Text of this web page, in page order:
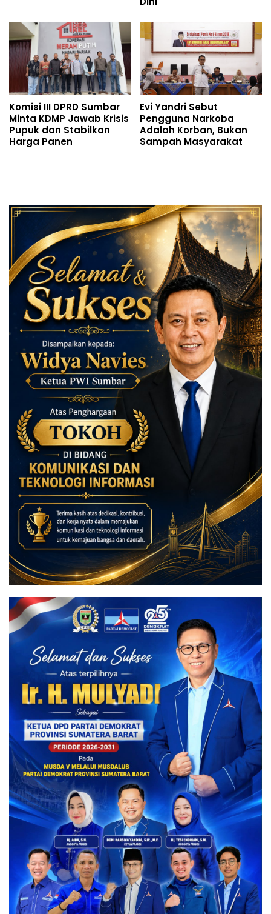
Komisi III DPRD Sumbar
Minta KDMP Jawab Krisis
Pupuk dan Stabilkan
Harga Panen
Evi Yandri Sebut
Pengguna Narkoba
Adalah Korban, Bukan
Sampah Masyarakat